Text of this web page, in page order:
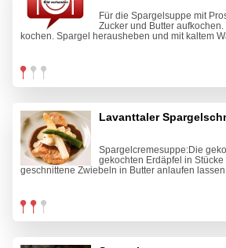
Für die Spargelsuppe mit
Zucker und Butter
kochen. Spargel herausheben und mit kaltem
Lavanttaler
Spargelcremesuppe:Die
gekochten Erdäpfel in
geschnittene Zwiebeln in Butter anlaufen